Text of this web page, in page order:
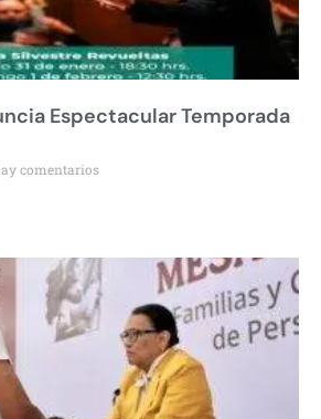
Espectacular Temporada
comentarios